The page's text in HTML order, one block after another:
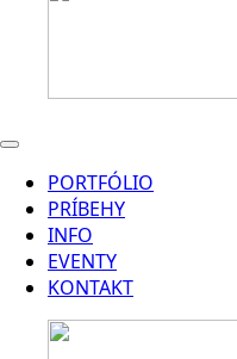
PORTFÓLIO
PRÍBEHY
INFO
EVENTY
KONTAKT